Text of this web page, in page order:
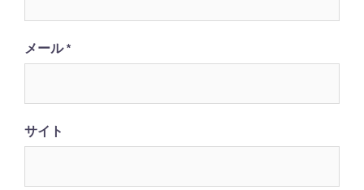
メール*
サイト